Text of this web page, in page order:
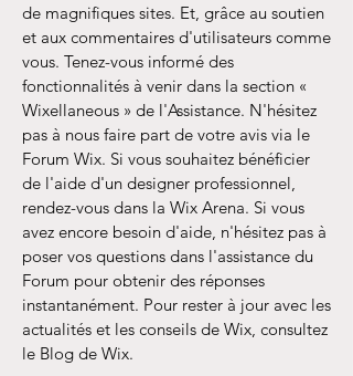
de magnifiques sites. Et, grâce au soutien
et aux commentaires d'utilisateurs comme
vous. Tenez-vous informé des
fonctionnalités à venir dans la section «
Wixellaneous » de l'Assistance. N'hésitez
pas à nous faire part de votre avis via le
Forum Wix. Si vous souhaitez bénéficier
de l'aide d'un designer professionnel,
rendez-vous dans la Wix Arena. Si vous
avez encore besoin d'aide, n'hésitez pas à
poser vos questions dans l'assistance du
Forum pour obtenir des réponses
instantanément. Pour rester à jour avec les
actualités et les conseils de Wix, consultez
le Blog de Wix.